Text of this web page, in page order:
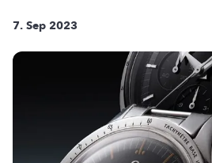
7. Sep 2023